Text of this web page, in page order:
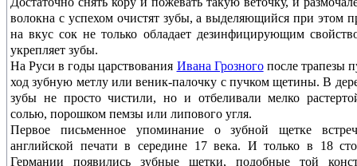
волокна с успехом очистят зубы, а выделяющийся при этом
на вкус сок не только обладает дезинфицирующим
укрепляет зубы.
На Руси в годы царствования Ивана Грозногопосле трапезы
ход зубную метлу или веник-палочку с пучком щетины. В
зубы не просто чистили, но и отбеливали мелко
солью, порошком пемзы или липового угля.
Первое письменное упоминание о зубной щетке
английской печати в середине 17 века. И только в 18
Германии появились зубные щетки, подобные той